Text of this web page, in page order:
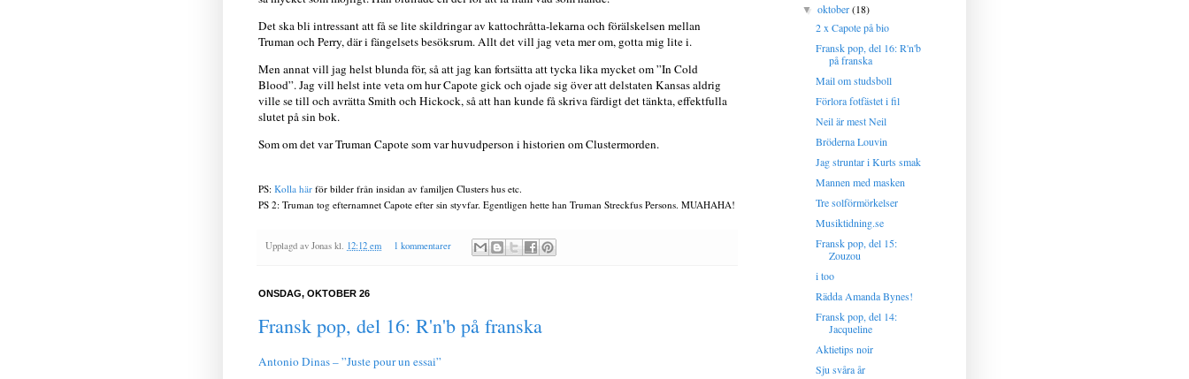
Det ska bli intressant att få se lite skildringar av kattochråtta-lekarna och förälskelsen mellan
Truman och Perry, där i fängelsets besöksrum. Allt det vill jag veta mer om, gotta mig lite i.
Men annat vill jag helst blunda för, så att jag kan fortsätta att tycka lika mycket om ”In Cold
Blood”. Jag vill helst inte veta om hur Capote gick och ojade sig över att delstaten Kansas aldrig
ville se till och avrätta Smith och Hickock, så att han kunde få skriva färdigt det tänkta, effektfulla
slutet på sin bok.
Som om det var Truman Capote som var huvudperson i historien om Clustermorden.
PS: Kolla här för bilder från insidan av familjen Clusters hus etc.
PS 2: Truman tog efternamnet Capote efter sin styvfar. Egentligen hette han Truman Streckfus Persons. MUAHAHA!
Upplagd av Jonas kl. 12:12 em 1 kommentarer
ONSDAG, OKTOBER 26
Fransk pop, del 16: R'n'b på franska
Antonio Dinas – ”Juste pour un essai”
▼oktober(18)
2 x Capote på bio
Fransk pop, del 16: R'n'b
på franska
Mail om studsboll
Förlora fotfästet i fil
Neil är mest Neil
Bröderna Louvin
Jag struntar i Kurts smak
Mannen med masken
Tre solförmörkelser
Musiktidning.se
Fransk pop, del 15:
Zouzou
i too
Rädda Amanda Bynes!
Fransk pop, del 14:
Jacqueline
Aktietips noir
Sju svåra år